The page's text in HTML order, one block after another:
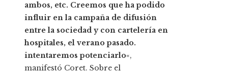
ambos, etc. Creemos que ha podido
influir en la campaña de difusión
entre la sociedad y con cartelería en
hospitales, el verano pasado.
intentaremos potenciarlo«,
manifestó Coret. Sobre el